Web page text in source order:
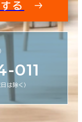
る
011
は除く）